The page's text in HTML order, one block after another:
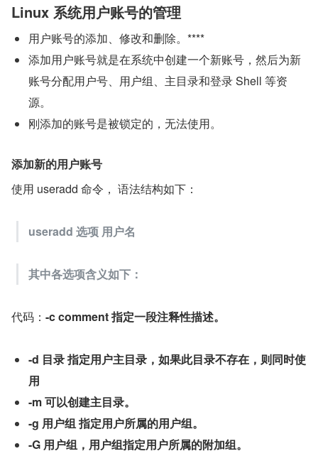
Linux 系统用户账号的管理
用户账号的添加、修改和删除。****
添加用户账号就是在系统中创建一个新账号，然后为新
账号分配用户号、用户组、主目录和登录 Shell 等资
源。
刚添加的账号是被锁定的，无法使用。
添加新的用户账号
使用 useradd 命令， 语法结构如下：
useradd 选项 用户名
其中各选项含义如下：
代码： -c comment 指定一段注释性描述。
-d 目录 指定用户主目录，如果此目录不存在，则同时使
用
-m 可以创建主目录。
-g 用户组 指定用户所属的用户组。
-G 用户组，用户组指定用户所属的附加组。